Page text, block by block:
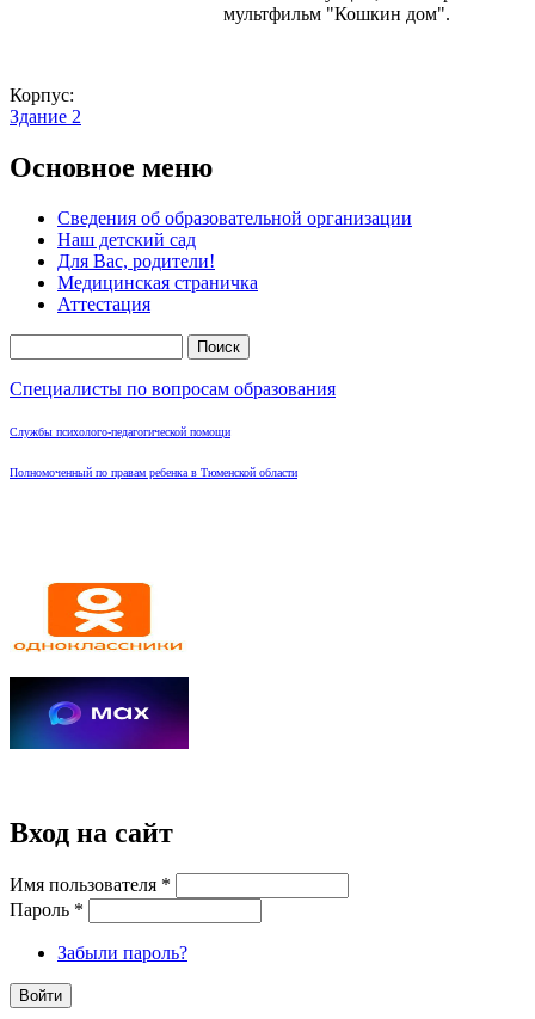
мультфильм "Кошкин дом".
Корпус:
Здание 2
Основное меню
Сведения об образовательной организации
Наш детский сад
Для Вас, родители!
Медицинская страничка
Аттестация
Специалисты по вопросам образования
Службы психолого-педагогической помощи
Полномоченный по правам ребенка в Тюменской области
Вход на сайт
Имя пользователя *
Пароль *
Забыли пароль?